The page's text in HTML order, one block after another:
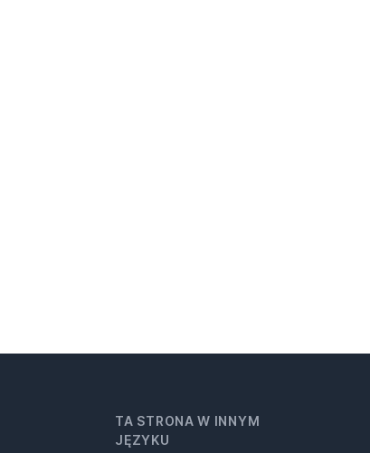
TA STRONA W INNYM
JĘZYKU